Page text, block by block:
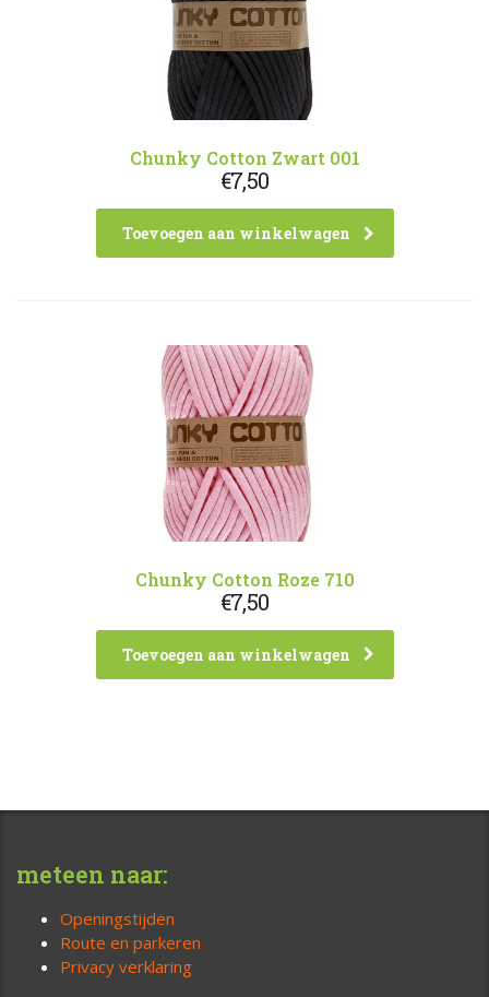
Chunky Cotton Zwart 001
€7,50
Toevoegen aan winkelwagen
Chunky Cotton Roze 710
€7,50
Toevoegen aan winkelwagen
meteen naar:
Openingstijden
Route en parkeren
Privacy verklaring